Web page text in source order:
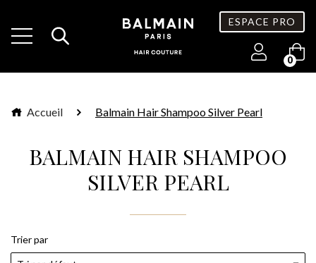
ESPACE PRO
0
Accueil Balmain Hair Shampoo Silver Pearl
BALMAIN HAIR SHAMPOO
SILVER PEARL
Trier par